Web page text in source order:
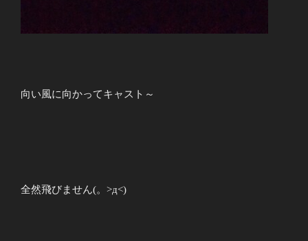
向い風に向かってキャスト～
全然飛びません(。>д<)